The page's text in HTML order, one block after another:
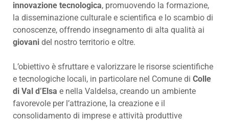
innovazione tecnologica, promuovendo la formazione,
la disseminazione culturale e scientifica e lo scambio di
conoscenze, offrendo insegnamento di alta qualità ai
giovani del nostro territorio e oltre.
L’obiettivo è sfruttare e valorizzare le risorse scientifiche
e tecnologiche locali, in particolare nel Comune di Colle
di Val d’Elsa e nella Valdelsa, creando un ambiente
favorevole per l’attrazione, la creazione e il
consolidamento di imprese e attività produttive